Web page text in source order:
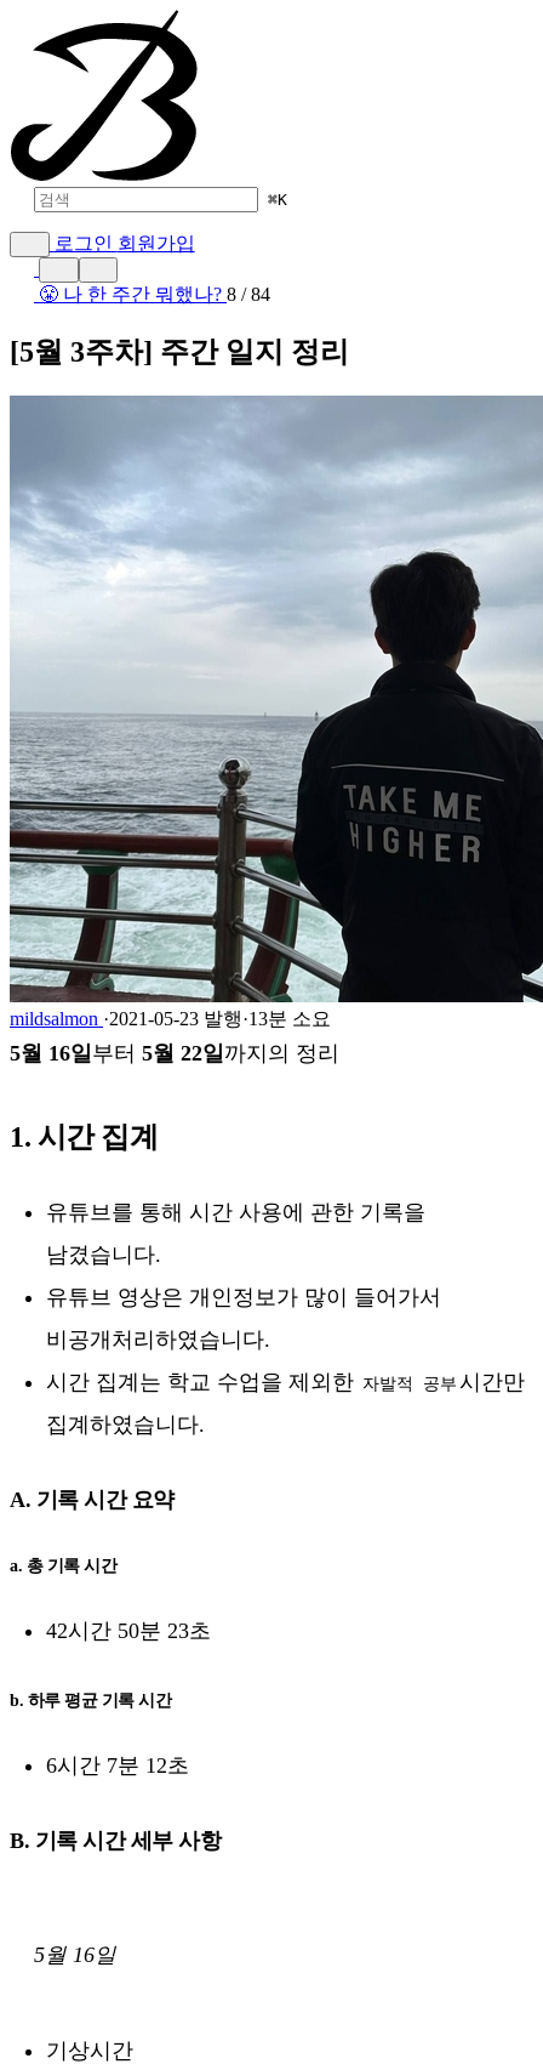
⌘K
로그인 회원가입
😤 나 한 주간 뭐했나? 8 / 84
[5월 3주차] 주간 일지 정리
mildsalmon ·2021-05-23 발행·13분 소요
5월 16일 부터 5월 22일 까지의 정리
1. 시간 집계
유튜브를 통해 시간 사용에 관한 기록을
남겼습니다.
유튜브 영상은 개인정보가 많이 들어가서
비공개처리하였습니다.
시간 집계는 학교 수업을 제외한 자발적 공부시간만
집계하였습니다.
A. 기록 시간 요약
a. 총 기록 시간
42시간 50분 23초
b. 하루 평균 기록 시간
6시간 7분 12초
B. 기록 시간 세부 사항
5월 16일
기상시간